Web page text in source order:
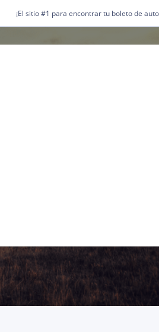
¡El sitio #1 para encontrar tu boleto de